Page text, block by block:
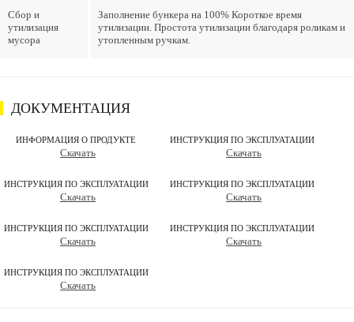
Сбор и
утилизация
мусора
Заполнение бункера на 100% Короткое время
утилизации. Простота утилизации благодаря роликам и
утопленным ручкам.
ДОКУМЕНТАЦИЯ
ИНФОРМАЦИЯ О ПРОДУКТЕ
Скачать
ИНСТРУКЦИЯ ПО ЭКСПЛУАТАЦИИ
Скачать
ИНСТРУКЦИЯ ПО ЭКСПЛУАТАЦИИ
Скачать
ИНСТРУКЦИЯ ПО ЭКСПЛУАТАЦИИ
Скачать
ИНСТРУКЦИЯ ПО ЭКСПЛУАТАЦИИ
Скачать
ИНСТРУКЦИЯ ПО ЭКСПЛУАТАЦИИ
Скачать
ИНСТРУКЦИЯ ПО ЭКСПЛУАТАЦИИ
Скачать